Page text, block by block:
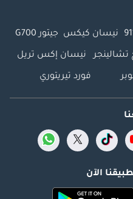
نيسان كيكس جيتور G700
تشالينجر نيسان إكس تريل
فورد تيريتوري
الآن